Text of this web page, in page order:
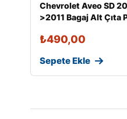
Chevrolet Aveo SD
>2011 Bagaj Alt Çıta
₺490,00
Sepete Ekle